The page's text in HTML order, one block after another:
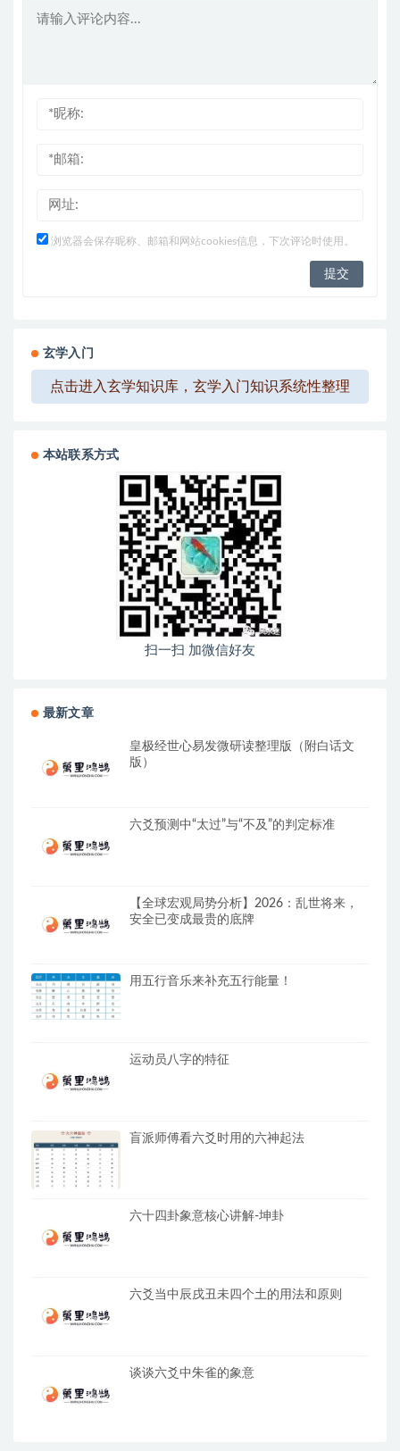
浏览器会保存昵称、邮箱和网站cookies信息，下次评论时使用。
玄学入门
点击进入玄学知识库，玄学入门知识系统性整理
本站联系方式
扫一扫 加微信好友
最新文章
皇极经世心易发微研读整理版（附白话文
版）
六爻预测中“太过”与“不及”的判定标准
【全球宏观局势分析】2026：乱世将来，
安全已变成最贵的底牌
用五行音乐来补充五行能量！
运动员八字的特征
盲派师傅看六爻时用的六神起法
六十四卦象意核心讲解-坤卦
六爻当中辰戌丑未四个土的用法和原则
谈谈六爻中朱雀的象意